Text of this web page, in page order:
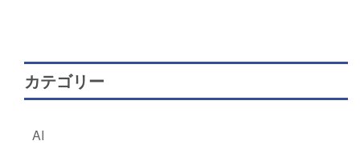
カテゴリー
AI